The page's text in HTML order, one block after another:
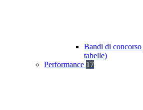
Bandi di
tabelle)
Performance 17